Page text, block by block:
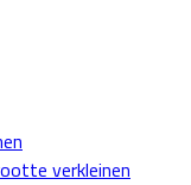
verkleinen